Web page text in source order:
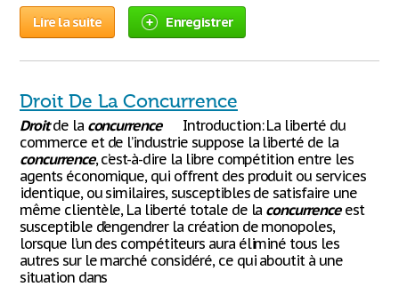
Lire la suite Enregistrer
Droit De La Concurrence
Droitde la concurrenceIntroduction: La liberté du
commerce et de l’industrie suppose la liberté de la
concurrence, c’est-à-dire la libre compétition entre les
agents économique, qui offrent des produit ou services
identique, ou similaires, susceptibles de satisfaire une
même clientèle, La liberté totale de la concurrenceest
susceptible d’engendrer la création de monopoles,
lorsque l’un des compétiteurs aura éliminé tous les
autres sur le marché considéré, ce qui aboutit à une
situation dans